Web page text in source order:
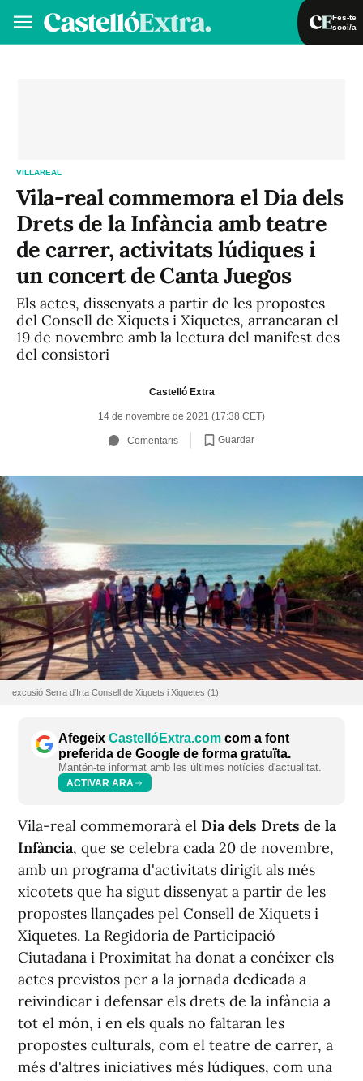
Fes-te
soci/a
VILLAREAL
Vila-real commemora el Dia dels
Drets de la Infància amb teatre
de carrer, activitats lúdiques i
un concert de Canta Juegos
Els actes, dissenyats a partir de les propostes
del Consell de Xiquets i Xiquetes, arrancaran el
19 de novembre amb la lectura del manifest des
del consistori
Castelló Extra
14 de novembre de 2021 (17:38 CET)
Comentaris Guardar
excusió Serra d'Irta Consell de Xiquets i Xiquetes (1)
Afegeix CastellóExtra.com com a font
preferida de Google de forma gratuïta.
Mantén-te informat amb les últimes notícies d'actualitat.
ACTIVAR ARA
Vila-real commemorarà el Dia dels Drets de la
Infància, que se celebra cada 20 de novembre,
amb un programa d'activitats dirigit als més
xicotets que ha sigut dissenyat a partir de les
propostes llançades pel Consell de Xiquets i
Xiquetes. La Regidoria de Participació
Ciutadana i Proximitat ha donat a conéixer els
actes previstos per a la jornada dedicada a
reivindicar i defensar els drets de la infància a
tot el món, i en els quals no faltaran les
propostes culturals, com el teatre de carrer, a
més d'altres iniciatives més lúdiques, com una